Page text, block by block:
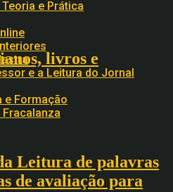
e Prática
e a Leitura do Jornal
e Formação
livros e
Leitura de palavras
de avaliação para